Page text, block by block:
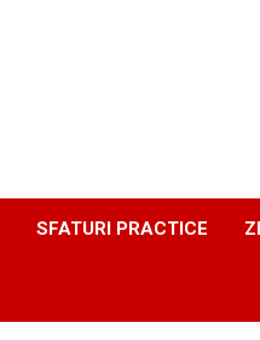
SFATURI PRACTICE